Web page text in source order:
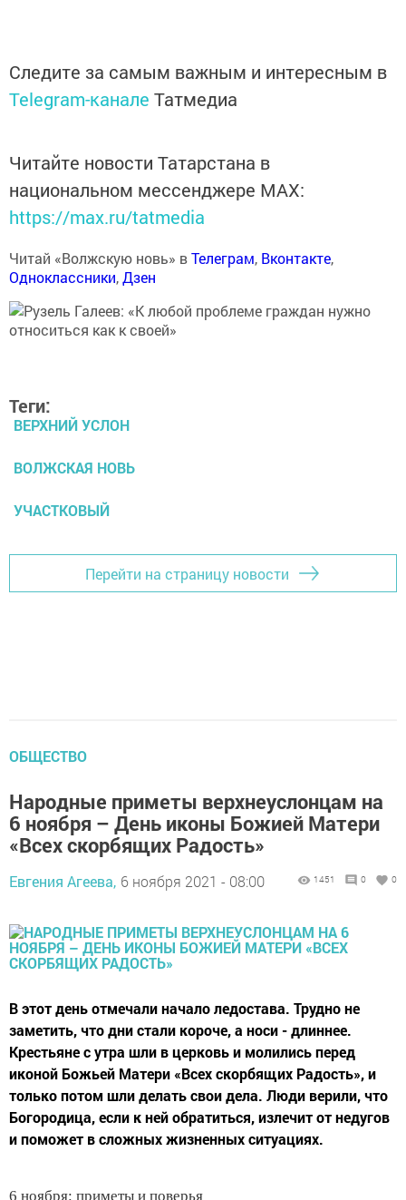
Следите за самым важным и интересным в
Telegram-канале Татмедиа
Читайте новости Татарстана в
национальном мессенджере MАХ:
https://max.ru/tatmedia
Читай «Волжскую новь» вТелеграм, Вконтакте,
Одноклассники,Дзен
Теги:
ВЕРХНИЙ УСЛОН
ВОЛЖСКАЯ НОВЬ
УЧАСТКОВЫЙ
Перейти на страницу новости
ОБЩЕСТВО
Народные приметы верхнеуслонцам на
6 ноября – День иконы Божией Матери
«Всех скорбящих Радость»
Евгения Агеева, 6 ноября 2021 - 08:00 1451 0 0
В этот день отмечали начало ледостава. Трудно не
заметить, что дни стали короче, а носи - длиннее.
Крестьяне с утра шли в церковь и молились перед
иконой Божьей Матери «Всех скорбящих Радость», и
только потом шли делать свои дела. Люди верили, что
Богородица, если к ней обратиться, излечит от недугов
и поможет в сложных жизненных ситуациях.
6 ноября: приметы и поверья